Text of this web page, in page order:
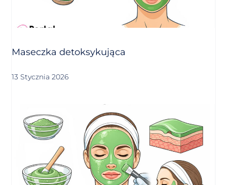
Maseczka detoksykująca
13 Stycznia 2026